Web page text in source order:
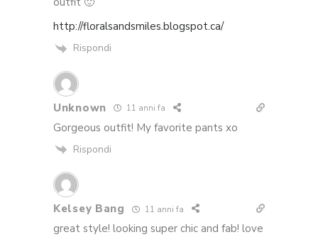
http://floralsandsmiles.blogspot.ca/
Rispondi
Unknown 11 anni fa
Gorgeous outfit! My favorite pants xo
Rispondi
Kelsey Bang 11 anni fa
great style! looking super chic and fab! love